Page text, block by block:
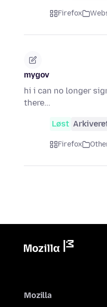
Firefox
mygov
hi i can no longer
there...
Løst
Firefox
Mozilla